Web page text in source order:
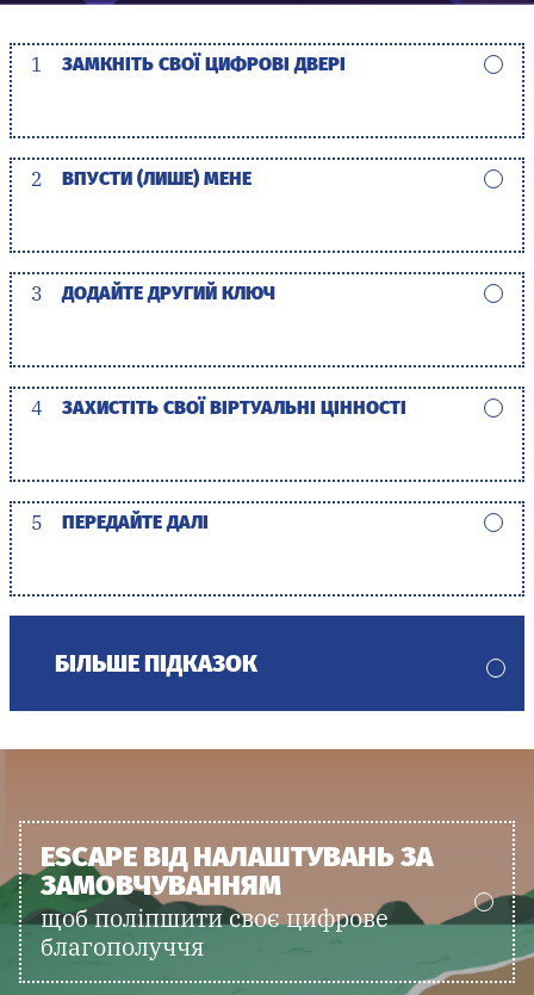
1 ЗАМКНІТЬ СВОЇ ЦИФРОВІ ДВЕРІ
2 ВПУСТИ (ЛИШЕ) МЕНЕ
3 ДОДАЙТЕ ДРУГИЙ КЛЮЧ
4 ЗАХИСТІТЬ СВОЇ ВІРТУАЛЬНІ ЦІННОСТІ
5 ПЕРЕДАЙТЕ ДАЛІ
БІЛЬШЕ ПІДКАЗОК
ESCAPE ВІД НАЛАШТУВАНЬ ЗА
ЗАМОВЧУВАННЯМ
щоб поліпшити своє цифрове
благополуччя